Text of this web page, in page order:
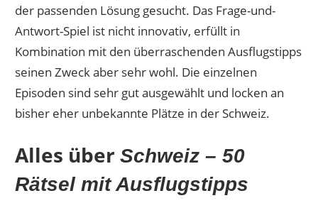
der passenden Lösung gesucht. Das Frage-und-
Antwort-Spiel ist nicht innovativ, erfüllt in
Kombination mit den überraschenden Ausflugstipps
seinen Zweck aber sehr wohl. Die einzelnen
Episoden sind sehr gut ausgewählt und locken an
bisher eher unbekannte Plätze in der Schweiz.
Alles überSchweiz – 50
Rätsel mit Ausflugstipps